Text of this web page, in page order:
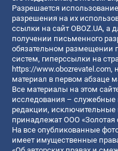
Разрешается
разрешения на их
ссылки на сайт OBOZ.UA, а
получении письменного
обязательном размещении
систем, гиперссылки на
https://www.obozrevatel.com,
материал в первом абзаце
Все материалы на этом
исследования –
редакции,
принадлежат ООО «Золотая
На все опубликованные
имеет имущественные